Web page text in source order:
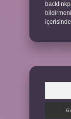
içerisinde